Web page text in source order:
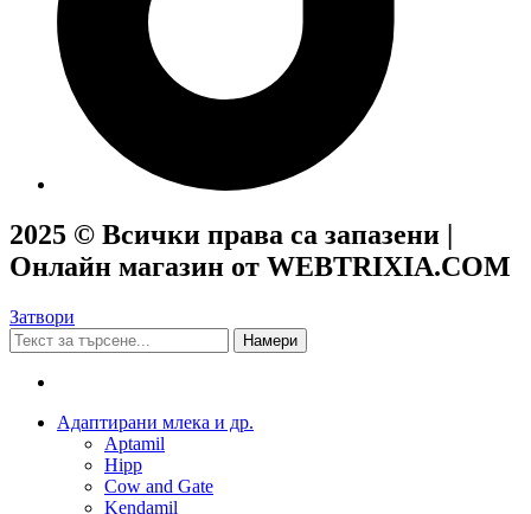
2025 © Всички права са запазени |
Онлайн магазин от WEBTRIXIA.COM
Затвори
Намери
Адаптирани млека и др.
Aptamil
Hipp
Cow and Gate
Kendamil